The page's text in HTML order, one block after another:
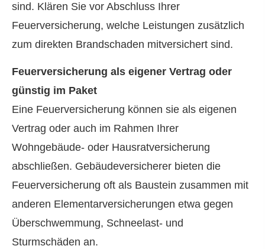
sind. Klären Sie vor Abschluss Ihrer
Feuerversicherung, welche Leistungen zusätzlich
zum direkten Brandschaden mitversichert sind.
Feuerversicherung als eigener Vertrag oder
günstig im Paket
Eine Feuerversicherung können sie als eigenen
Vertrag oder auch im Rahmen Ihrer
Wohngebäude- oder Haus­rat­ver­si­che­rung
abschließen. Gebäudeversicherer bieten die
Feuerversicherung oft als Baustein zusammen mit
anderen Elementarversicherungen etwa gegen
Überschwemmung, Schneelast- und
Sturmschäden an.